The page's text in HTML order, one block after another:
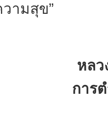
ามสุข”
หลว
การ